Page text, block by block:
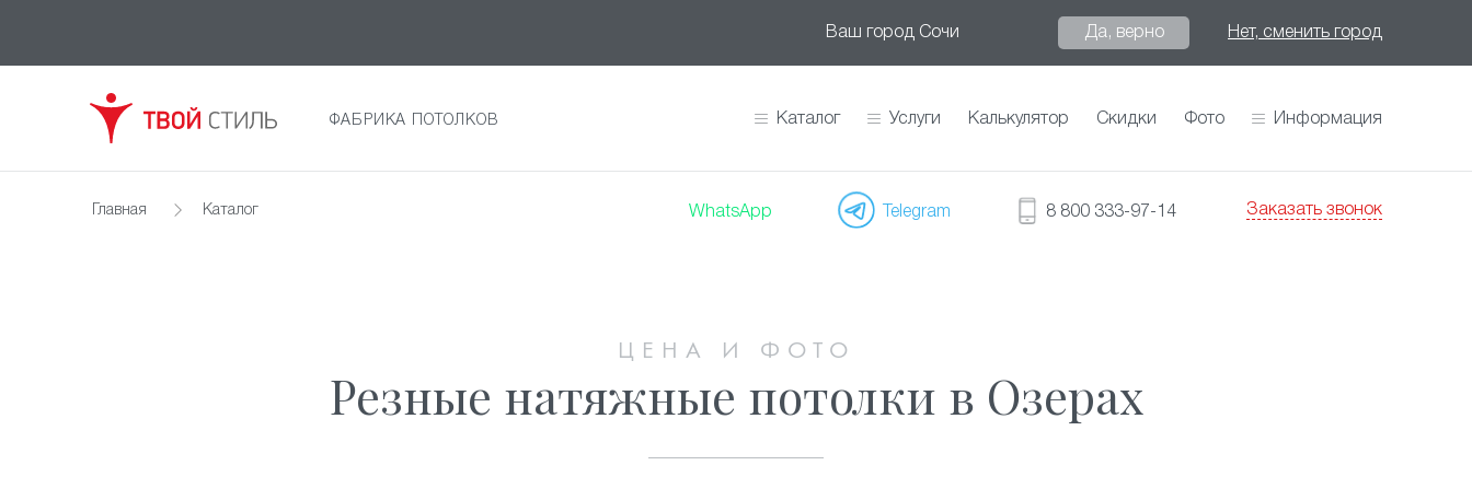
Ваш город Сочи Да, верно Нет, сменить город
ФАБРИКА ПОТОЛКОВ Каталог Услуги Калькулятор Скидки Фото Информация
Главная Каталог WhatsApp Telegram 8 800 333-97-14 Заказать звонок
ЦЕНА И ФОТО
Резные натяжные потолки в Озерах